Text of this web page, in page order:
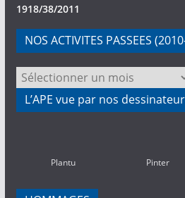
1918/38/2011
NOS ACTIVITES PASSEES
NOS
ACTIVITES
PASSEES
L’APE vue par nos
Plantu Pinter